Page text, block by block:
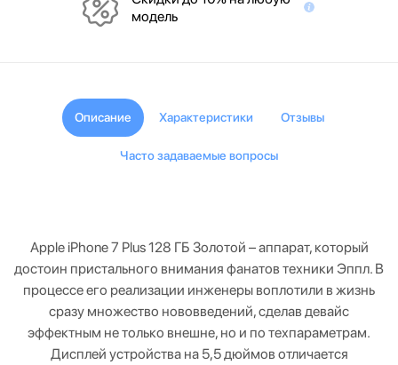
модель
Описание Характеристики Отзывы
Часто задаваемые вопросы
Apple iPhone 7 Plus 128 ГБ Золотой – аппарат, который
достоин пристального внимания фанатов техники Эппл. В
процессе его реализации инженеры воплотили в жизнь
сразу множество нововведений, сделав девайс
эффектным не только внешне, но и по техпараметрам.
Дисплей устройства на 5,5 дюймов отличается